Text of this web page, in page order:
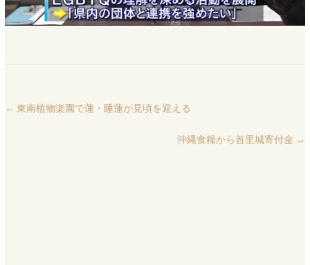
← 東南植物楽園で蓮・睡蓮が見頃を迎える
沖縄食糧から首里城寄付金 →